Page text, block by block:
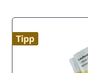
Stück besser
dem anderen. Darüber hinaus
Werbeprodukt
Material: 50%
Tipp